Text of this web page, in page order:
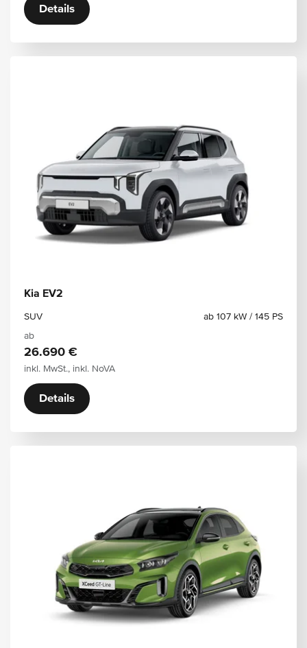
Details
Kia EV2
SUV
ab 107 kW / 145 PS
ab
26.690 €
inkl. MwSt., inkl. NoVA
Details